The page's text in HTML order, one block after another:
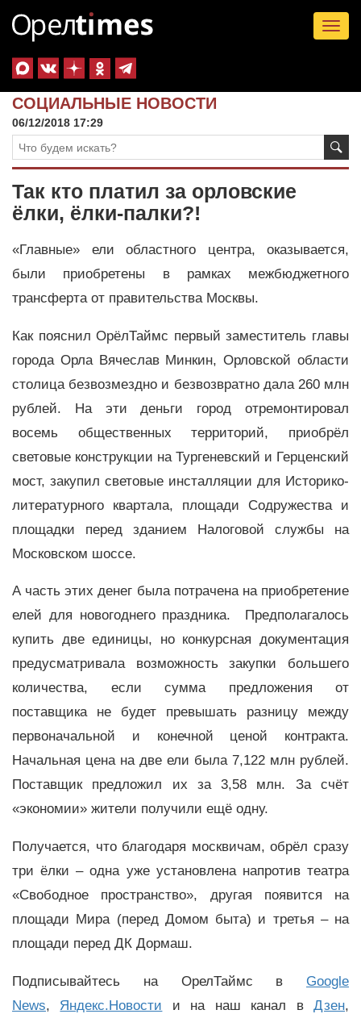
СОЦИАЛЬНЫЕ НОВОСТИ
06/12/2018 17:29
Так кто платил за орловские
ёлки, ёлки-палки?!
«Главные» ели областного центра, оказывается,
были приобретены в рамках межбюджетного
трансферта от правительства Москвы.
Как пояснил ОрёлТаймс первый заместитель главы
города Орла Вячеслав Минкин, Орловской области
столица безвозмездно и безвозвратно дала 260 млн
рублей. На эти деньги город отремонтировал
восемь общественных территорий, приобрёл
световые конструкции на Тургеневский и Герценский
мост, закупил световые инсталляции для Историко-
литературного квартала, площади Содружества и
площадки перед зданием Налоговой службы на
Московском шоссе.
А часть этих денег была потрачена на приобретение
елей для новогоднего праздника. Предполагалось
купить две единицы, но конкурсная документация
предусматривала возможность закупки большего
количества, если сумма предложения от
поставщика не будет превышать разницу между
первоначальной и конечной ценой контракта.
Начальная цена на две ели была 7,122 млн рублей.
Поставщик предложил их за 3,58 млн. За счёт
«экономии» жители получили ещё одну.
Получается, что благодаря москвичам, обрёл сразу
три ёлки – одна уже установлена напротив театра
«Свободное пространство», другая появится на
площади Мира (перед Домом быта) и третья – на
площади перед ДК Дормаш.
Подписывайтесь на ОрелТаймс в Google
News, Яндекс.Новости и на наш канал вДзен,